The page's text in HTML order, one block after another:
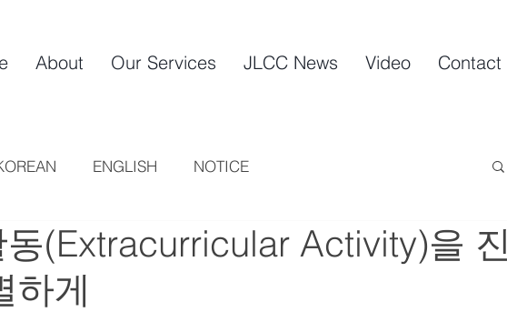
About Our Services JLCC News Video Contact
ENGLISH NOTICE
(Extracurricular Activity)을 진
하게